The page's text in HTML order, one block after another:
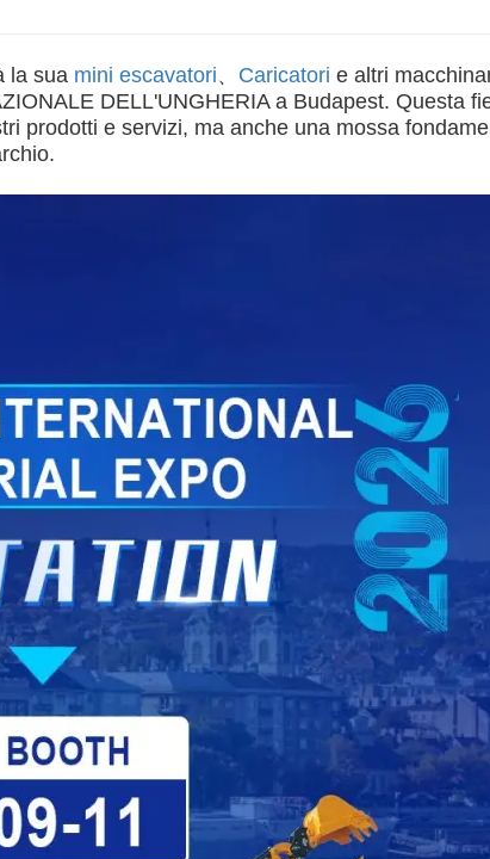
la sua mini escavatori、 Caricatori e altri
DELL'UNGHERIA a Budapest. Questa
prodotti e servizi, ma anche una mossa